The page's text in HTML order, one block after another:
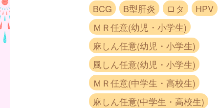
BCG
B型肝炎 ロタ
HPV
ＭＲ任意(幼児・小学生)
麻しん任意(幼児・小学生)
風しん任意(幼児・小学生)
ＭＲ任意(中学生・高校生)
麻しん任意(中学生・高校生)